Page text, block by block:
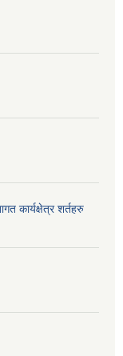
कार्यक्षेत्र शर्तहरु